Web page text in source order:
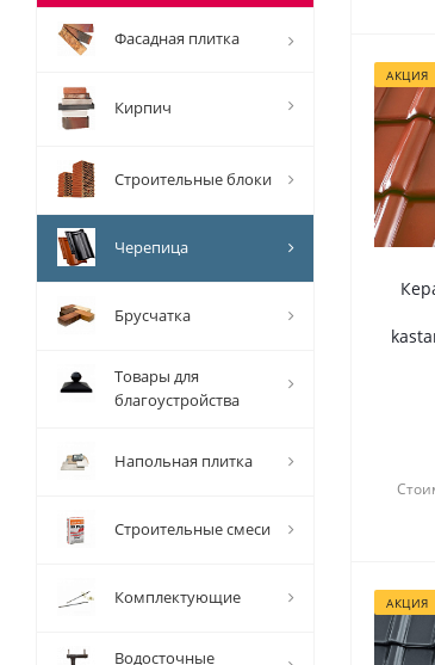
АКЦИЯ
АКЦИЯ
Фасадная плитка
Кирпич
Строительные блоки
Черепица
Брусчатка
Товары для
благоустройства
Напольная плитка
Строительные смеси
Комплектующие
Водосточные